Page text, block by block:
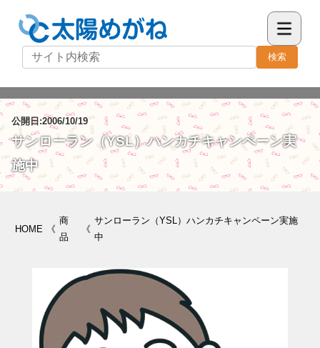
検索
公開日:2006/10/19
サンローラン（YSL）ハンカチキャンペーン実
施中
HOME 《
商
品
《
サンローラン（YSL）ハンカチキャンペーン実施
中